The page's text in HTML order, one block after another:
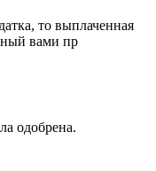
то выплаченная
вами пр
одобрена.